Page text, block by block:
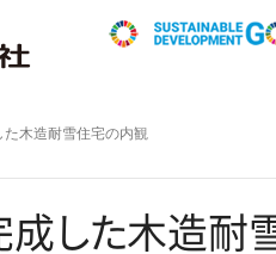
た木造耐雪住宅の内観
成した木造耐